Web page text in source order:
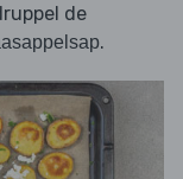
de
.